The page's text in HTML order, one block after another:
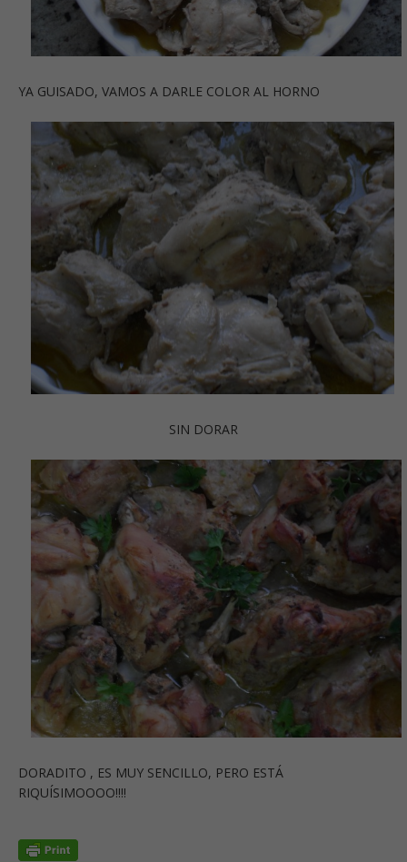
YA GUISADO, VAMOS A DARLE COLOR AL HORNO
SIN DORAR
DORADITO , ES MUY SENCILLO, PERO ESTÁ
RIQUÍSIMOOOO!!!!